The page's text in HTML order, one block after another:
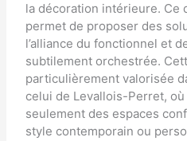
la décoration intérieure. Ce
permet de proposer des
l’alliance du fonctionnel et
subtilement orchestrée.
particulièrement valorisée
celui de Levallois-Perret,
seulement des espaces
style contemporain ou